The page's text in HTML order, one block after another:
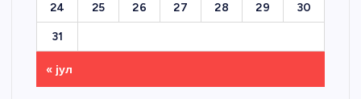
24 25 26 27 28 29 30
31
« јул